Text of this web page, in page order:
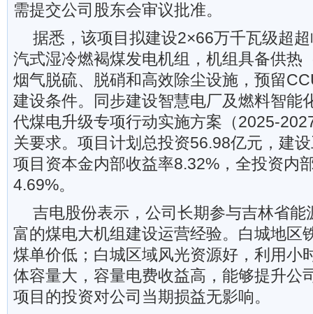
需提交公司股东会审议批准。
据悉，该项目拟建设2×66万千瓦级超
汽式湿冷燃褐煤发电机组，机组具备供热
烟气脱硫、脱硝和高效除尘设施，预留
建设条件。同步建设智慧电厂及燃料智能
代煤电升级专项行动实施方案（2025-
关要求。项目计划总投资56.98亿元，建
项目资本金内部收益率8.32%，全投资内
4.69%。
吉电股份表示，公司长期参与吉林省能
富的煤电大机组建设运营经验。白城地区
煤单价低；白城区域风光资源好，利用小
体容量大，容量电费收益高，能够提升公
项目的投资对公司当期损益无影响。